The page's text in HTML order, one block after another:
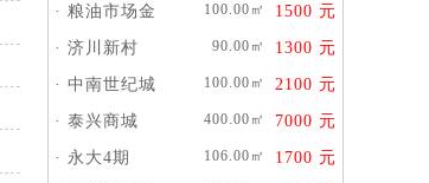
· 粮油市场金 100.00㎡ 1500 元
· 济川新村 90.00㎡ 1300 元
· 中南世纪城 100.00㎡ 2100 元
· 泰兴商城 400.00㎡ 7000 元
· 永大4期 106.00㎡ 1700 元